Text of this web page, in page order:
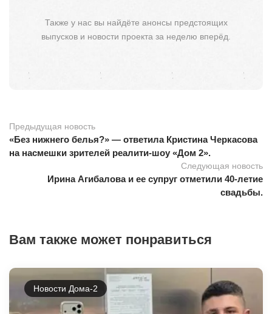
Также у нас вы найдёте анонсы предстоящих
выпусков и новости проекта за неделю вперёд.
Предыдущая новость
«Без нижнего белья?» — ответила Кристина Черкасова
на насмешки зрителей реалити-шоу «Дом 2».
Следующая новость
Ирина Агибалова и ее супруг отметили 40-летие
свадьбы.
Вам также может понравиться
Новости Дома-2